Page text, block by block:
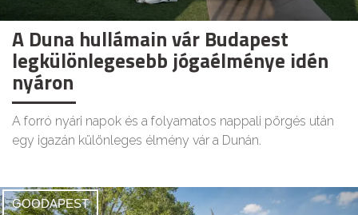
A Duna hullámain vár Budapest
legkülönlegesebb jógaélménye idén
nyáron
A forró nyári napok és a folyamatos nappali pörgés után
egy igazán különleges élmény vár a Dunán.
GOODAPEST